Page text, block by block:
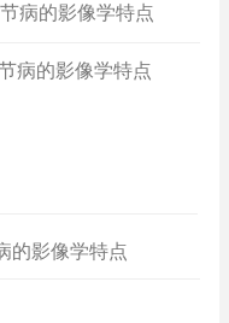
病的影像学特点
病的影像学特点
的影像学特点